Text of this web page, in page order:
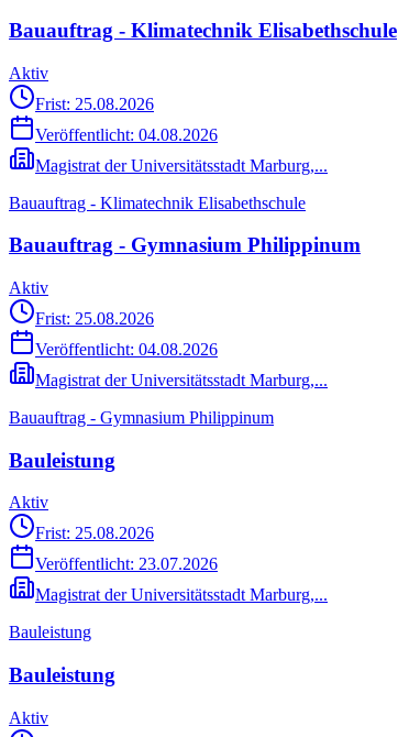
Bauauftrag - Klimatechnik Elisabethschule
Aktiv
Frist: 25.08.2026
Veröffentlicht: 04.08.2026
Magistrat der Universitätsstadt Marburg,...
Bauauftrag - Klimatechnik Elisabethschule
Bauauftrag - Gymnasium Philippinum
Aktiv
Frist: 25.08.2026
Veröffentlicht: 04.08.2026
Magistrat der Universitätsstadt Marburg,...
Bauauftrag - Gymnasium Philippinum
Bauleistung
Aktiv
Frist: 25.08.2026
Veröffentlicht: 23.07.2026
Magistrat der Universitätsstadt Marburg,...
Bauleistung
Bauleistung
Aktiv